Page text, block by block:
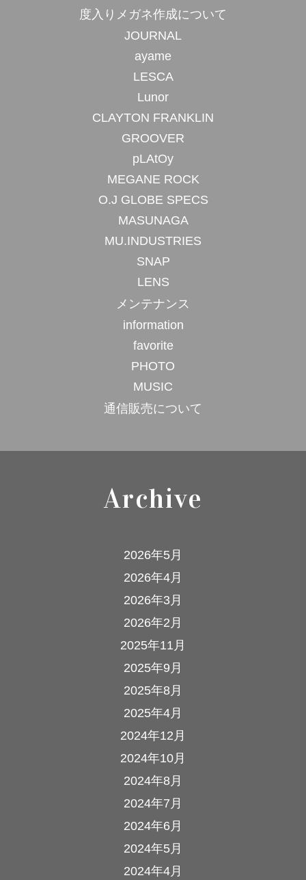
度入りメガネ作成について
JOURNAL
ayame
LESCA
Lunor
CLAYTON FRANKLIN
GROOVER
pLAtOy
MEGANE ROCK
O.J GLOBE SPECS
MASUNAGA
MU.INDUSTRIES
SNAP
LENS
メンテナンス
information
favorite
PHOTO
MUSIC
通信販売について
Archive
2026年5月
2026年4月
2026年3月
2026年2月
2025年11月
2025年9月
2025年8月
2025年4月
2024年12月
2024年10月
2024年8月
2024年7月
2024年6月
2024年5月
2024年4月